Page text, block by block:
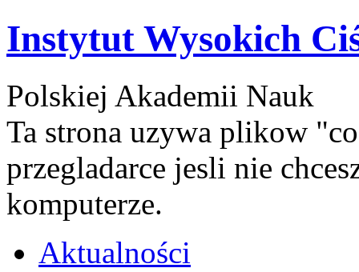
Instytut Wysokich
Polskiej Akademii Nauk
Ta strona uzywa plikow
przegladarce jesli nie
komputerze.
Aktualności